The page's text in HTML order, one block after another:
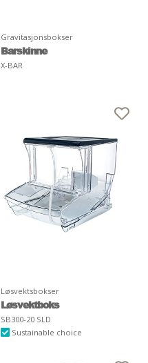
Gravitasjonsbokser
Barskinne
X-BAR
Løsvektsbokser
Løsvektboks
SB300-20 SLD
Sustainable choice